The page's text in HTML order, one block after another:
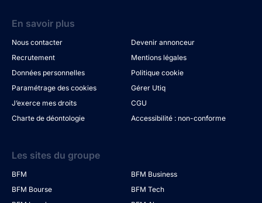
En savoir plus
Nous contacter
Devenir annonceur
Recrutement
Mentions légales
Données personnelles
Politique cookie
Paramétrage des cookies
Gérer Utiq
J’exerce mes droits
CGU
Charte de déontologie
Accessibilité : non-conforme
Les sites du groupe
BFM
BFM Business
BFM Bourse
BFM Tech